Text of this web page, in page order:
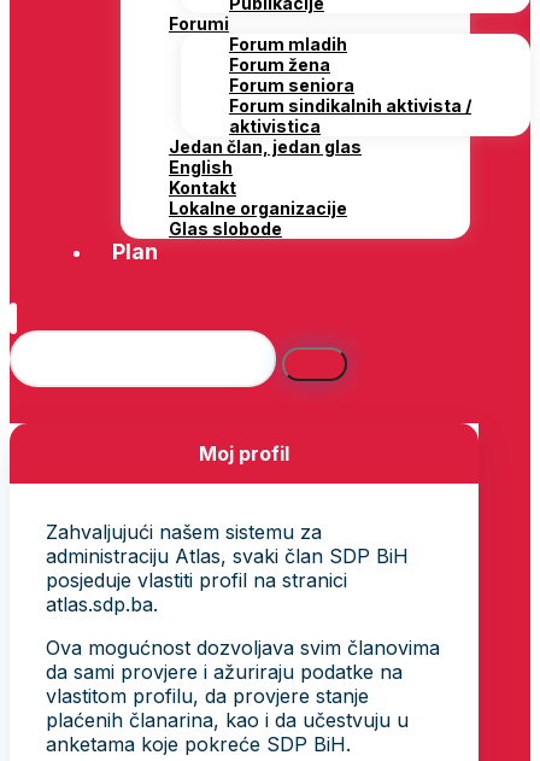
Forumi
Forum mladih
Forum žena
Forum seniora
Forum sindikalnih aktivista /
aktivistica
Jedan član, jedan glas
English
Kontakt
Lokalne organizacije
Glas slobode
Plan
Moj profil
Zahvaljujući našem sistemu za
administraciju Atlas, svaki član SDP BiH
posjeduje vlastiti profil na stranici
atlas.sdp.ba.
Ova mogućnost dozvoljava svim članovima
da sami provjere i ažuriraju podatke na
vlastitom profilu, da provjere stanje
plaćenih članarina, kao i da učestvuju u
anketama koje pokreće SDP BiH.